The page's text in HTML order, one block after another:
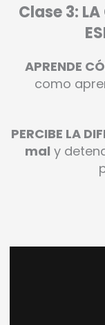
Clase 3: LA
APRENDE
como
PERCIBE LA
mal y